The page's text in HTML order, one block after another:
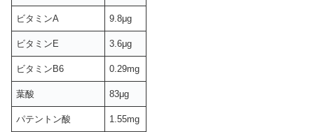
ビタミンA 9.8μg
ビタミンE 3.6μg
ビタミンB6 0.29mg
葉酸 83μg
パテントン酸 1.55mg